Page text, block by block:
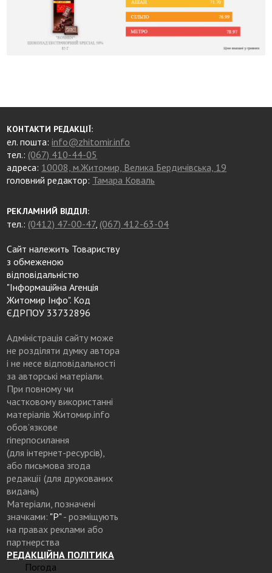
КОНТАКТИ РЕДАКЦІЇ:
ел. пошта:info@zhitomir.info
тел.: (067) 410-44-05
адреса: 10008, м.Житомир, Велика Бердичівська, 19
головний редактор: Тамара Коваль
РЕКЛАМНИЙ ВІДДІЛ:
тел.: (0412) 47-00-47, (067) 412-63-04
Сайт належить Товариству
з обмеженою
відповідальністю
"Інформаційна Агенція
Житомир Інфо". Код
ЄДРПОУ 33732896
Адміністрація сайту може
не розділяти думку автора
і не несе відповідальності
за авторські матеріали.
При повному чи
частковому використанні
матеріалів Житомир.info
обов’язкове
гіперпосилання
(для інтернет-ресурсів),
або письмова згода
редакції (для друкованих
видань)
Матеріали, позначені
значками: "Р"- розміщують
на правах реклами або
партнерства
РЕДАКЦІЙНА ПОЛІТИКА
Погода